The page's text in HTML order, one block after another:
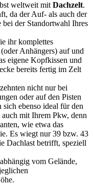
weltweit mit Dachzelt.
da der Auf- als auch der
der Standortwahl Ihres
ihr komplettes
Anhängers) auf und
eigene Kopfkissen und
bereits fertig im Zelt
nicht nur bei
oder auf den Pisten
sich ebenso ideal für den
mit Ihrem Pkw, denn
wie etwa das
Es wiegt nur 39 bzw. 43
Dachlast betrifft, speziell
vom Gelände,